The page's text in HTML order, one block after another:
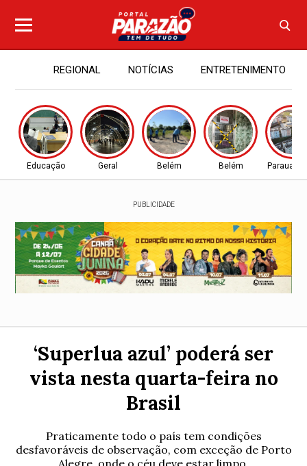
REGIONAL NOTÍCIAS ENTRETENIMENTO
Educação Geral Belém Belém
PUBLICIDADE
‘Superlua azul’ poderá ser
vista nesta quarta-feira no
Brasil
Praticamente todo o país tem condições
desfavoráveis de observação, com exceção de Porto
Alegre, onde o céu deve estar limpo.